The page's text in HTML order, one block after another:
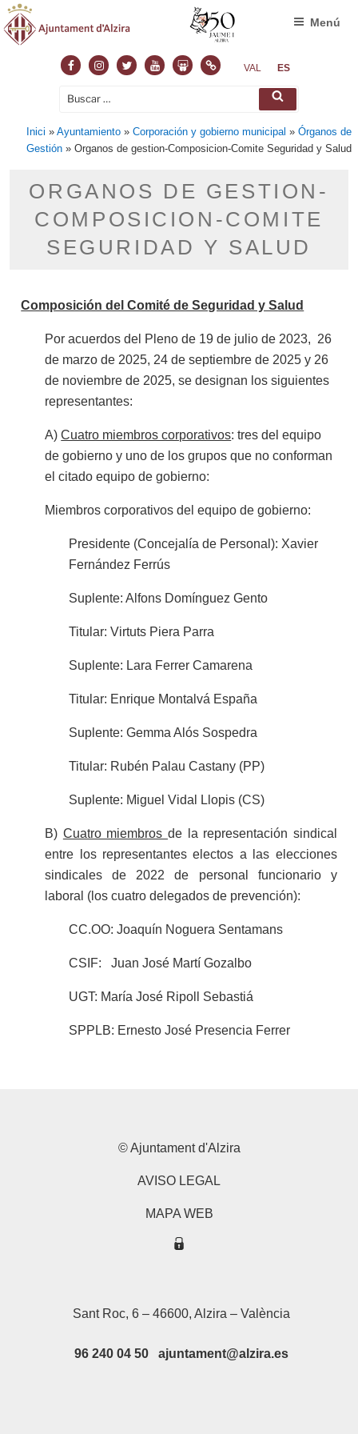
VAL ES
Menú
Inici »Ayuntamiento »Corporación y gobierno municipal »Órganos de
Gestión »Organos de gestion-Composicion-Comite Seguridad y Salud
ORGANOS DE GESTION-
COMPOSICION-COMITE
SEGURIDAD Y SALUD
Composición del Comité de Seguridad y Salud
Por acuerdos del Pleno de 19 de julio de 2023, 26
de marzo de 2025, 24 de septiembre de 2025 y 26
de noviembre de 2025, se designan los siguientes
representantes:
A)Cuatro miembros corporativos: tres del equipo
de gobierno y uno de los grupos que no conforman
el citado equipo de gobierno:
Miembros corporativos del equipo de gobierno:
Presidente (Concejalía de Personal): Xavier
Fernández Ferrús
Suplente: Alfons Domínguez Gento
Titular: Virtuts Piera Parra
Suplente: Lara Ferrer Camarena
Titular: Enrique Montalvá España
Suplente: Gemma Alós Sospedra
Titular: Rubén Palau Castany (PP)
Suplente: Miguel Vidal Llopis (CS)
B) Cuatro miembros de la representación sindical
entre los representantes electos a las elecciones
sindicales de 2022 de personal funcionario y
laboral (los cuatro delegados de prevención):
CC.OO: Joaquín Noguera Sentamans
CSIF: Juan José Martí Gozalbo
UGT: María José Ripoll Sebastiá
SPPLB: Ernesto José Presencia Ferrer
© Ajuntament d'Alzira
AVISO LEGAL
MAPA WEB
Sant Roc, 6 – 46600, Alzira – València
96 240 04 50 ajuntament@alzira.es